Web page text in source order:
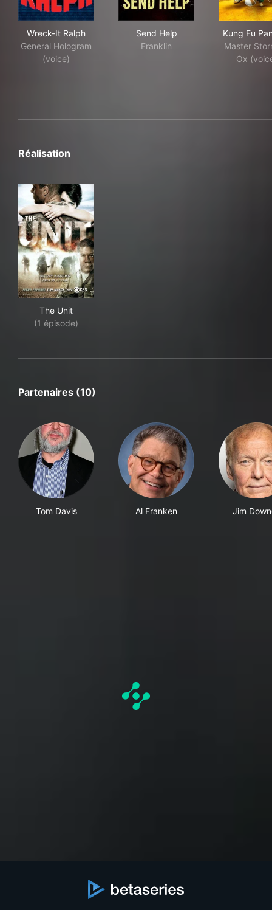
Wreck-It Ralph
General Hologram
(voice)
Send Help
Franklin
Kung Fu
Master
Ox
Réalisation
The Unit
(1 épisode)
Partenaires (10)
Tom Davis Al Franken Jim